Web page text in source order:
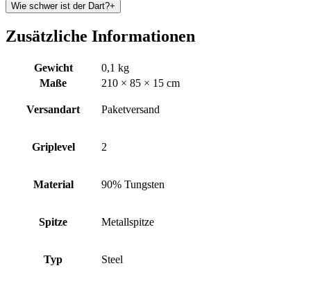
Wie schwer ist der Dart?+
Zusätzliche Informationen
Gewicht
0,1 kg
Maße
210 × 85 × 15 cm
Versandart Paketversand
Griplevel 2
Material 90% Tungsten
Spitze Metallspitze
Typ Steel